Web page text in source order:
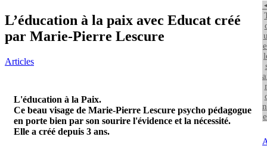
L’éducation à la paix avec Educat créé
par Marie-Pierre Lescure
Articles
L'éducation à la Paix.
Ce beau visage de Marie-Pierre Lescure psycho pédagogue
en porte bien par son sourire l'évidence et la nécessité.
Elle a créé depuis 3 ans.